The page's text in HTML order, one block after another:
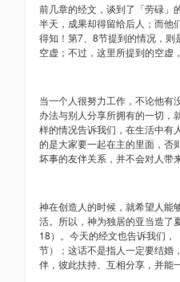
前几章的经文，谈到了「劳碌」
半天，成果却得留给后人；而他
得知！第7、8节提到的情况，则
空虚；不过，这里所提到的空虚
当一个人很努力工作，不论他有
办法与别人分享所拥有的一切，
样的情况告诉我们，在生活中有
的是大家要一起在主的里面，否
坏事的友伴关系，并不会对人带
神在创造人的时候，就希望人能
活。所以，神为独居的亚当造了
18）。今天的经文也告诉我们，
节）；这话不是指人一定要结婚
伴，彼此扶持、互相分享，并能